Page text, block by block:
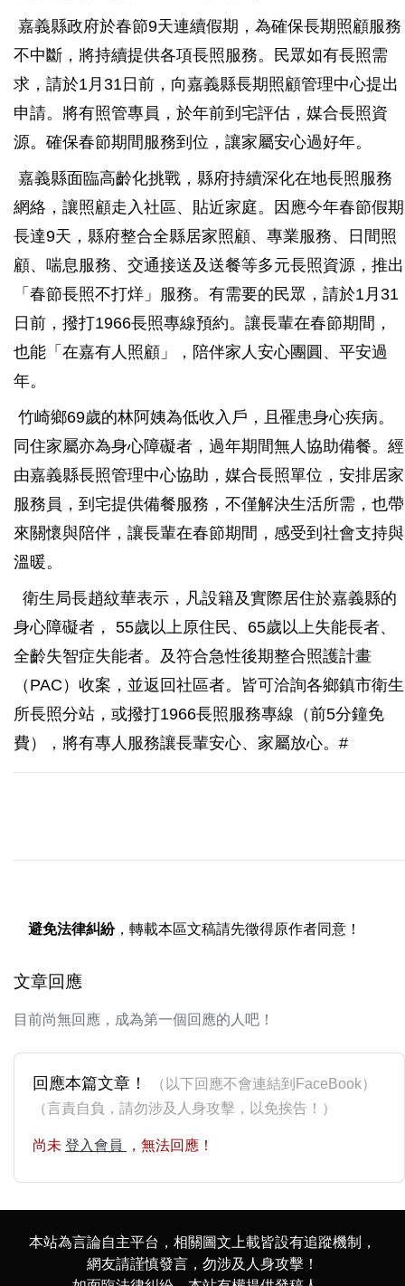
嘉義縣政府於春節9天連續假期，為確保長期照顧服務
不中斷，將持續提供各項長照服務。民眾如有長照需
求，請於1月31日前，向嘉義縣長期照顧管理中心提出
申請。將有照管專員，於年前到宅評估，媒合長照資
源。確保春節期間服務到位，讓家屬安心過好年。
嘉義縣面臨高齡化挑戰，縣府持續深化在地長照服務
網絡，讓照顧走入社區、貼近家庭。因應今年春節假期
長達9天，縣府整合全縣居家照顧、專業服務、日間照
顧、喘息服務、交通接送及送餐等多元長照資源，推出
「春節長照不打烊」服務。有需要的民眾，請於1月31
日前，撥打1966長照專線預約。讓長輩在春節期間，
也能「在嘉有人照顧」，陪伴家人安心團圓、平安過
年。
竹崎鄉69歲的林阿姨為低收入戶，且罹患身心疾病。
同住家屬亦為身心障礙者，過年期間無人協助備餐。經
由嘉義縣長照管理中心協助，媒合長照單位，安排居家
服務員，到宅提供備餐服務，不僅解決生活所需，也帶
來關懷與陪伴，讓長輩在春節期間，感受到社會支持與
溫暖。
衛生局長趙紋華表示，凡設籍及實際居住於嘉義縣的
身心障礙者， 55歲以上原住民、65歲以上失能長者、
全齡失智症失能者。及符合急性後期整合照護計畫
（PAC）收案，並返回社區者。皆可洽詢各鄉鎮市衛生
所長照分站，或撥打1966長照服務專線（前5分鐘免
費），將有專人服務讓長輩安心、家屬放心。#
避免法律糾紛，轉載本區文稿請先徵得原作者同意！
文章回應
目前尚無回應，成為第一個回應的人吧！
回應本篇文章！
（以下回應不會連結到FaceBook）
（言責自負，請勿涉及人身攻擊，以免挨告！）
尚未 登入會員 ，無法回應！
本站為言論自主平台，相關圖文上載皆設有追蹤機制，
網友請謹慎發言，勿涉及人身攻擊！